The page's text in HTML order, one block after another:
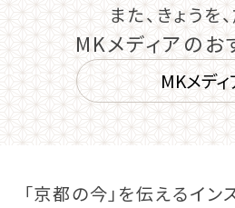
また、きょうを
MKメディアの
MKメディ
「京都の今」を伝えるイ